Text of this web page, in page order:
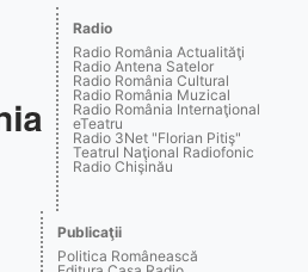
Radio
Radio România Actualităţi
Radio Antena Satelor
Radio România Cultural
Radio România Muzical
Radio România Internaţional
eTeatru
Radio 3Net "Florian Pitiş"
Teatrul Naţional Radiofonic
Radio Chişinău
Publicaţii
Politica Românească